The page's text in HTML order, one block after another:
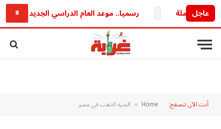
عاجل رسميا.. موعد العام الدراسي الجديد 2026/2027 وخريطة الدراسة والامتحانات كاملة ⏸
أنت الآن تتصفح: Home
» الجنيه الذهب في مصر